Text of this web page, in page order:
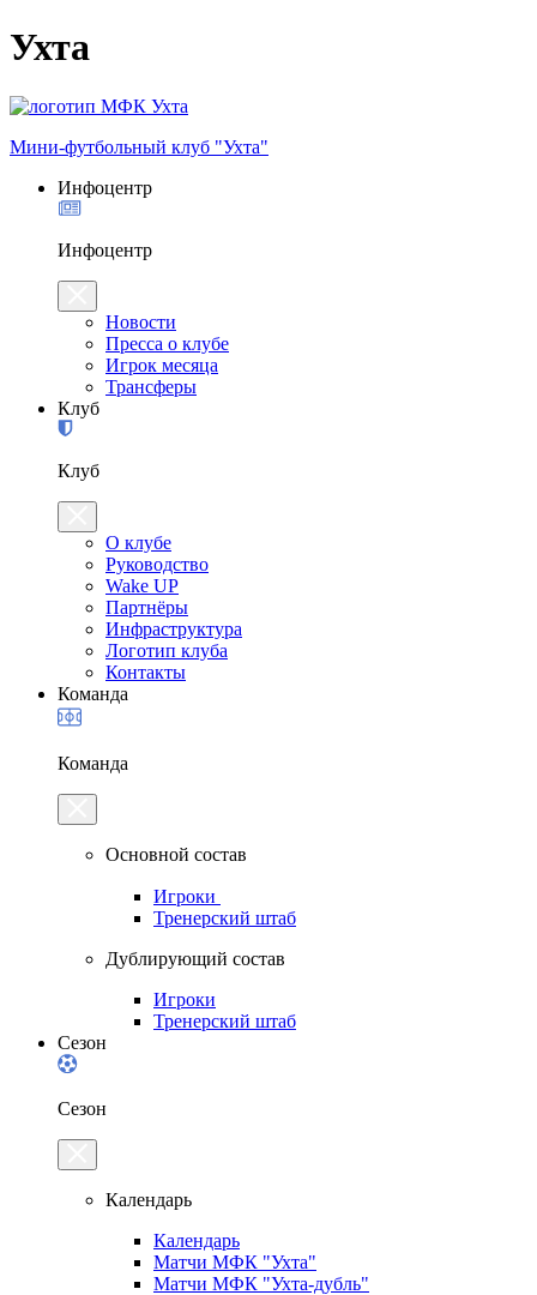
Ухта
Мини-футбольный клуб "Ухта"
Инфоцентр
Инфоцентр
Новости
Пресса о клубе
Игрок месяца
Трансферы
Клуб
Клуб
О клубе
Руководство
Wake UP
Партнёры
Инфраструктура
Логотип клуба
Контакты
Команда
Команда
Основной состав
Игроки
Тренерский штаб
Дублирующий состав
Игроки
Тренерский штаб
Сезон
Сезон
Календарь
Календарь
Матчи МФК "Ухта"
Матчи МФК "Ухта-дубль"